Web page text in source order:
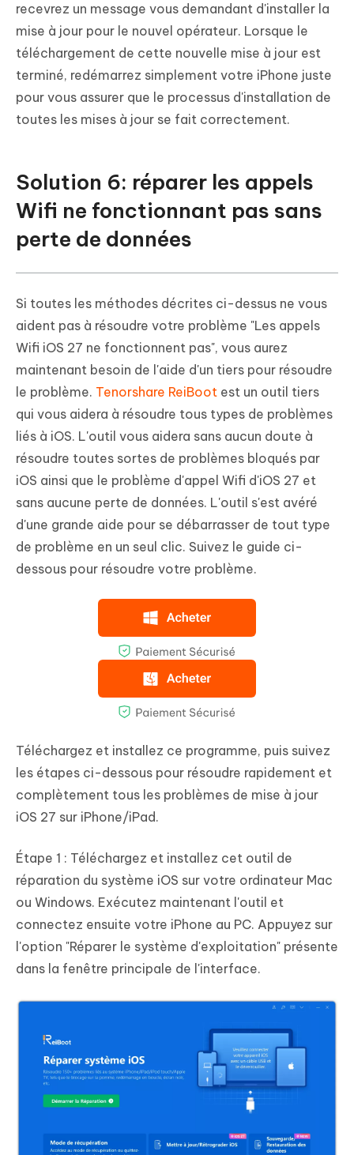
recevrez un message vous demandant d'installer la
mise à jour pour le nouvel opérateur. Lorsque le
téléchargement de cette nouvelle mise à jour est
terminé, redémarrez simplement votre iPhone juste
pour vous assurer que le processus d'installation de
toutes les mises à jour se fait correctement.
Solution 6: réparer les appels
Wifi ne fonctionnant pas sans
perte de données
Si toutes les méthodes décrites ci-dessus ne vous
aident pas à résoudre votre problème "Les appels
Wifi iOS 27 ne fonctionnent pas", vous aurez
maintenant besoin de l'aide d'un tiers pour résoudre
le problème. Tenorshare ReiBoot est un outil tiers
qui vous aidera à résoudre tous types de problèmes
liés à iOS. L'outil vous aidera sans aucun doute à
résoudre toutes sortes de problèmes bloqués par
iOS ainsi que le problème d'appel Wifi d'iOS 27 et
sans aucune perte de données. L'outil s'est avéré
d'une grande aide pour se débarrasser de tout type
de problème en un seul clic. Suivez le guide ci-
dessous pour résoudre votre problème.
Téléchargez et installez ce programme, puis suivez
les étapes ci-dessous pour résoudre rapidement et
complètement tous les problèmes de mise à jour
iOS 27 sur iPhone/iPad.
Étape 1 : Téléchargez et installez cet outil de
réparation du système iOS sur votre ordinateur Mac
ou Windows. Exécutez maintenant l'outil et
connectez ensuite votre iPhone au PC. Appuyez sur
l'option "Réparer le système d'exploitation" présente
dans la fenêtre principale de l'interface.